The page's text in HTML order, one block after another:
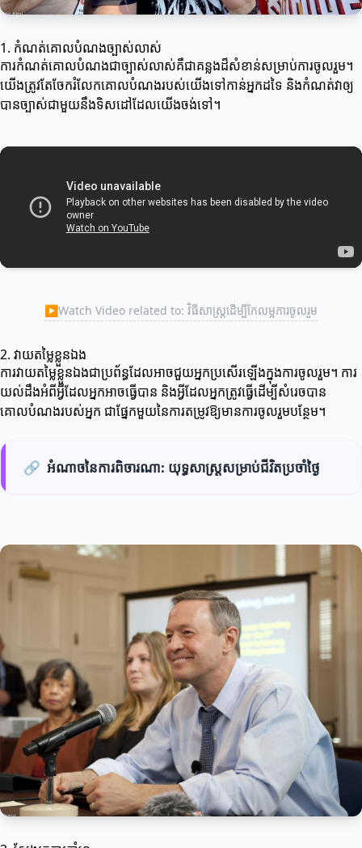
1. កំណត់គោលបំណងច្បាស់លាស់
ការកំណត់គោលបំណងជាច្បាស់លាស់គឺជាគន្លងដ៏សំខាន់សម្រាប់ការចូលរួម។
យើងត្រូវតែចែករំលែកគោលបំណងរបស់យើងទៅកាន់អ្នកដទៃ និងកំណត់វាឲ្យ
បានច្បាស់ជាមួយនឹងទិសដៅដែលយើងចង់ទៅ។
▶Watch Video related to: វិធីសាស្ត្រដើម្បីកែលម្អការចូលរួម
2. វាយតម្លៃខ្លួនឯង
ការវាយតម្លៃខ្លួនឯងជាប្រព័ន្ធដែលអាចជួយអ្នកប្រសើរឡើងក្នុងការចូលរួម។ ការ
យល់ដឹងអំពីអ្វីដែលអ្នកអាចធ្វើបាន និងអ្វីដែលអ្នកត្រូវធ្វើដើម្បីសំរេចបាន
គោលបំណងរបស់អ្នក ជាផ្នែកមួយនៃការតម្រូវឱ្យមានការចូលរួមបន្ថែម។
🔗 អំណាចនៃការពិចារណា: យុទ្ធសាស្រ្តសម្រាប់ជីវិតប្រចាំថ្ងៃ